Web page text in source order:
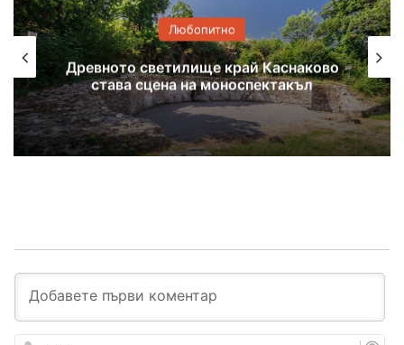
Любопитно
Книжки с нова премяна в
отдел на хасковската